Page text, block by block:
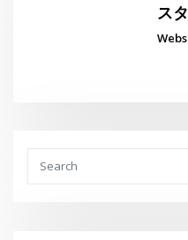
スタジオからお知らせ